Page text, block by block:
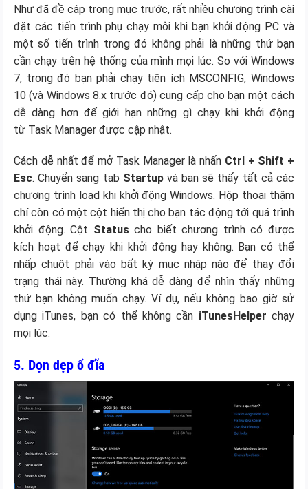
Như đã đề cập trong mục trước, rất nhiều chương trình cài
đặt các tiến trình phụ chạy mỗi khi bạn khởi động PC và
một số tiến trình trong đó không phải là những thứ bạn
cần chạy trên hệ thống của mình mọi lúc. So với Windows
7, trong đó bạn phải chạy tiện ích MSCONFIG, Windows
10 (và Windows 8.x trước đó) cung cấp cho bạn một cách
dễ dàng hơn để giới hạn những gì chạy khi khởi động
từ Task Manager được cập nhật.
Cách dễ nhất để mở Task Manager là nhấn Ctrl + Shift +
Esc. Chuyển sang tab Startupvà bạn sẽ thấy tất cả các
chương trình load khi khởi động Windows. Hộp thoại thậm
chí còn có một cột hiển thị cho bạn tác động tới quá trình
khởi động. Cột Statuscho biết chương trình có được
kích hoạt để chạy khi khởi động hay không. Bạn có thể
nhấp chuột phải vào bất kỳ mục nhập nào để thay đổi
trạng thái này. Thường khá dễ dàng để nhìn thấy những
thứ bạn không muốn chạy. Ví dụ, nếu không bao giờ sử
dụng iTunes, bạn có thể không cần iTunesHelper chạy
mọi lúc.
5. Dọn dẹp ổ đĩa